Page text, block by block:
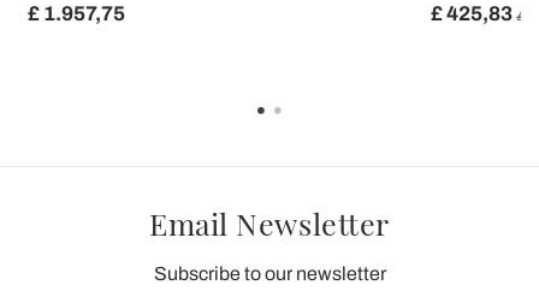
£ 1.957,75 £ 425,83 £
Email Newsletter
Subscribe to our newsletter